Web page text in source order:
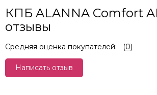
КПБ ALANNA Comfort
отзывы
Средняя оценка покупателей: (0)
Написать отзыв